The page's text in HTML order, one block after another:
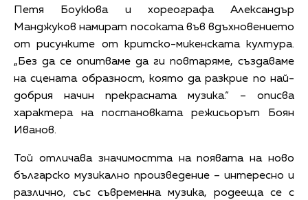
Петя Боукюва и хореографа Александър
Манджуков намират посоката във вдъхновението
от рисунките от критско-микенската култура.
„Без да се опитваме да ги повтаряме, създаваме
на сцената образност, която да разкрие по най-
добрия начин прекрасната музика.“ – описва
характера на постановката режисьорът Боян
Иванов.
Той отличава значимостта на появата на ново
българско музикално произведение – интересно и
различно, със съвременна музика, родееща се с